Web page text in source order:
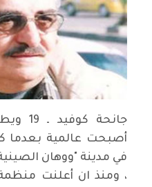
جانحة
أصبحت عالمية بعدما
، ومنذ ان أعلنت